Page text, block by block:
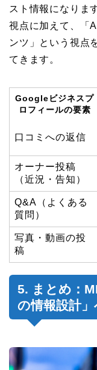
スト情報になりま
視点に加えて、「
ンツ」という視点
てきます。
Googleビジネスプ
ロフィールの要素
口コミへの返信
オーナー投稿
（近況・告知）
Q&A（よくある
質問）
写真・動画の投
稿
5. まとめ：
の情報設計」